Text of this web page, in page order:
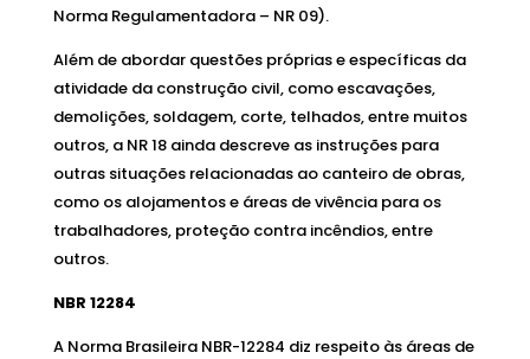
Norma Regulamentadora – NR 09).
Além de abordar questões próprias e específicas da
atividade da construção civil, como escavações,
demolições, soldagem, corte, telhados, entre muitos
outros, a NR 18 ainda descreve as instruções para
outras situações relacionadas ao canteiro de obras,
como os alojamentos e áreas de vivência para os
trabalhadores, proteção contra incêndios, entre
outros.
NBR 12284
A Norma Brasileira NBR-12284 diz respeito às áreas de